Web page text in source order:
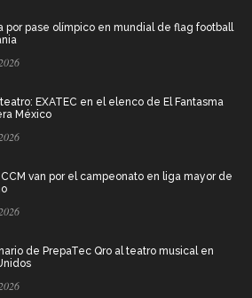
por pase olímpico en mundial de flag football
EXATEC en el elenco de El Fantasma
México
van por el campeonato en liga mayor de
de PrepaTec Qro al teatro musical en